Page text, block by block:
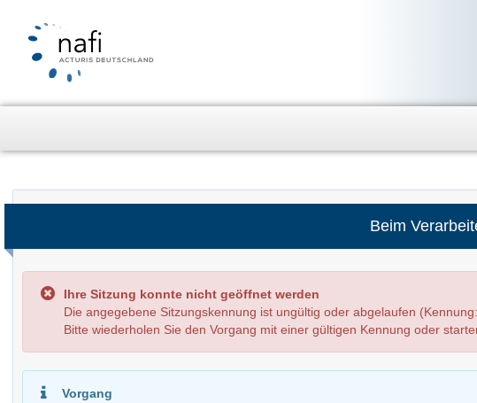
Beim
Ihre Sitzung konnte nicht geöffnet werden
Die angegebene Sitzungskennung ist ungültig oder abgelaufen
Bitte wiederholen Sie den Vorgang mit einer gültigen Kennung oder
Vorgang